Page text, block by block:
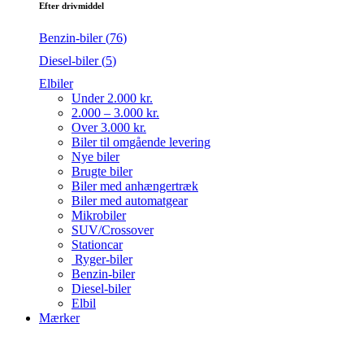
Efter drivmiddel
Benzin-biler (76)
Diesel-biler (5)
Elbiler
Under 2.000 kr.
2.000 – 3.000 kr.
Over 3.000 kr.
Biler til omgående levering
Nye biler
Brugte biler
Biler med anhængertræk
Biler med automatgear
Mikrobiler
SUV/Crossover
Stationcar
Ryger-biler
Benzin-biler
Diesel-biler
Elbil
Mærker